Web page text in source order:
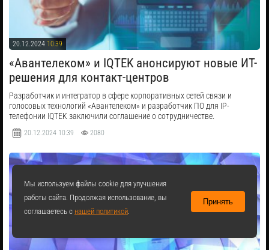
20.12.2024 10:39
​«Авантелеком» и IQTEK анонсируют новые ИТ-
решения для контакт-центров
Разработчик и интегратор в сфере корпоративных сетей связи и
голосовых технологий «Авантелеком» и разработчик ПО для IP-
телефонии IQTEK заключили соглашение о сотрудничестве.
20.12.2024 10:39 2080
Мы используем файлы cookie для улучшения
работы сайта. Продолжая использование, вы
соглашаетесь с нашей политикой.
Принять